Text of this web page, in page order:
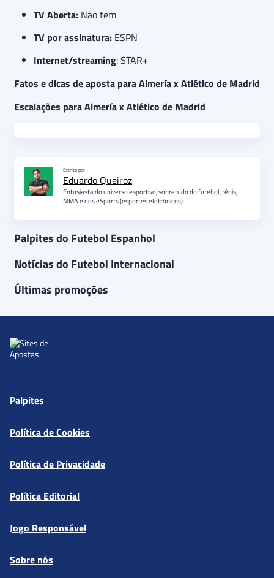
TV Aberta: Não tem
TV por assinatura: ESPN
Internet/streaming: STAR+
Fatos e dicas de aposta para Almería x Atlético de Madrid
Escalações para Almería x Atlético de Madrid
Escrito por
Eduardo Queiroz
Entusiasta do universo esportivo, sobretudo do futebol, tênis,
MMA e dos eSports (esportes eletrônicos).
Palpites do Futebol Espanhol
Notícias do Futebol Internacional
Últimas promoções
Palpites
Política de Cookies
Política de Privacidade
Política Editorial
Jogo Responsável
Sobre nós